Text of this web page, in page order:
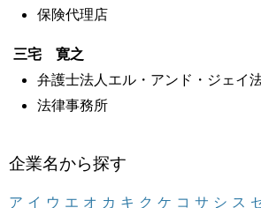
保険代理店
三宅 寛之
弁護士法人エル・アンド・ジェイ
法律事務所
企業名から探す
ア イ ウ エ オ カ キ ク ケ コ サ シ ス